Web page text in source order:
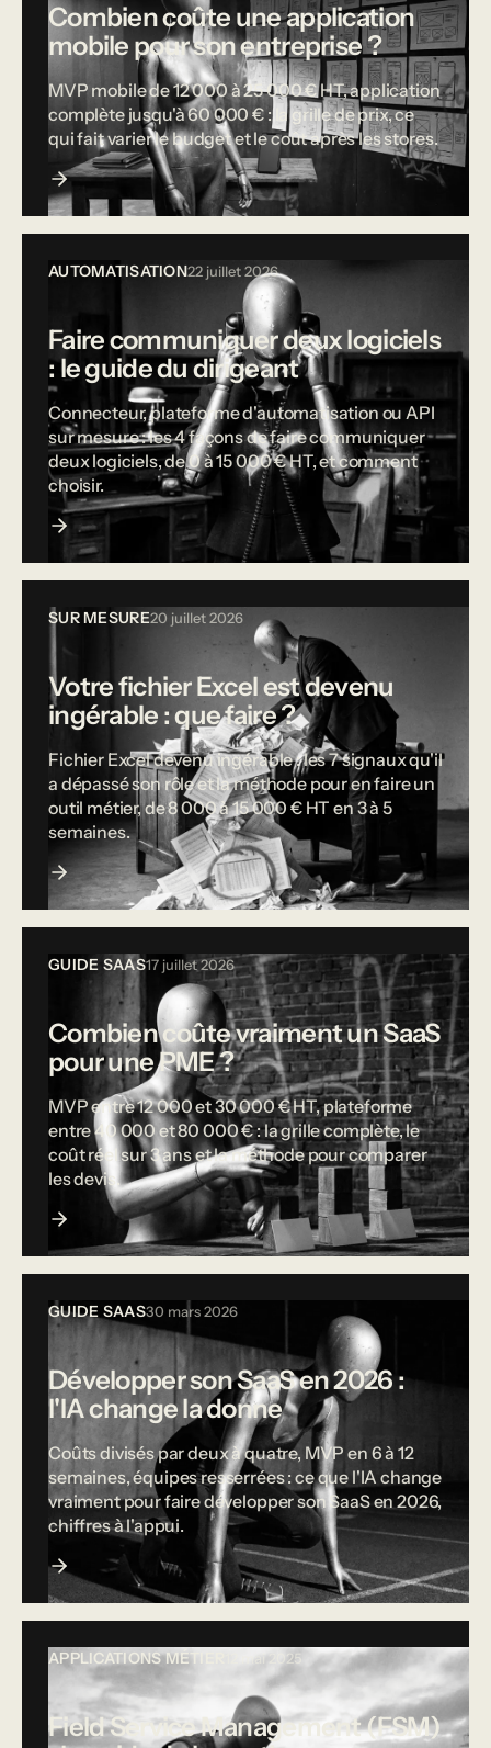
Combien coûte une application
mobile pour son entreprise ?
MVP mobile de 12 000 à 25 000 € HT, application
complète jusqu'à 60 000 € : la grille de prix, ce
qui fait varier le budget et le coût après les stores.
AUTOMATISATION22 juillet 2026
Faire communiquer deux logiciels
: le guide du dirigeant
Connecteur, plateforme d'automatisation ou API
sur mesure : les 4 façons de faire communiquer
deux logiciels, de 0 à 15 000 € HT, et comment
choisir.
SUR MESURE20 juillet 2026
Votre fichier Excel est devenu
ingérable : que faire ?
Fichier Excel devenu ingérable : les 7 signaux qu'il
a dépassé son rôle et la méthode pour en faire un
outil métier, de 8 000 à 15 000 € HT en 3 à 5
semaines.
GUIDE SAAS17 juillet 2026
Combien coûte vraiment un SaaS
pour une PME ?
MVP entre 12 000 et 30 000 € HT, plateforme
entre 40 000 et 80 000 € : la grille complète, le
coût réel sur 3 ans et la méthode pour comparer
les devis.
GUIDE SAAS30 mars 2026
Développer son SaaS en 2026 :
l'IA change la donne
Coûts divisés par deux à quatre, MVP en 6 à 12
semaines, équipes resserrées : ce que l'IA change
vraiment pour faire développer son SaaS en 2026,
chiffres à l'appui.
APPLICATIONS MÉTIER 12 mai 2025
Field Service Management (FSM)